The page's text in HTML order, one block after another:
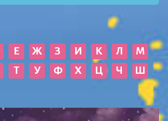
Е Ж З И К Л
М
Т У Ф Х Ц Ч
Ш